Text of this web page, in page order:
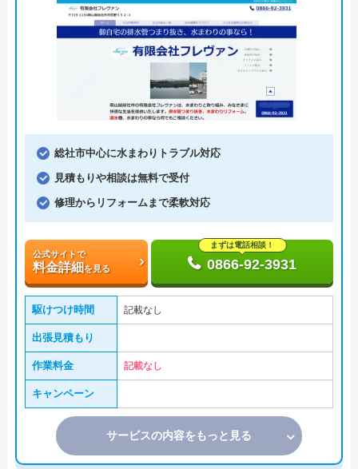
総社市中心に水まわりトラブル対応
見積もりや相談は無料で受付
修理からリフォームまで柔軟対応
公式サイトで
料金詳細を見る
まずは電話相談！
0866-92-3931
駆けつけ時間 記載なし
出張見積もり
作業料金 記載なし
キャンペーン
サービスの内容をもっと見る